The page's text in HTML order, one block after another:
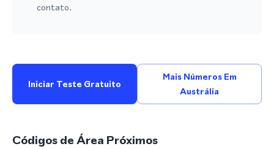
contato.
Iniciar Teste Gratuito
Mais Números Em
Austrália
Códigos de Área Próximos